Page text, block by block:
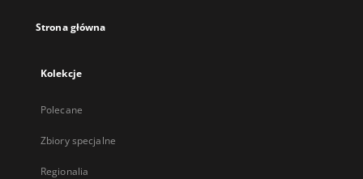
Strona główna
Kolekcje
Polecane
Zbiory specjalne
Regionalia